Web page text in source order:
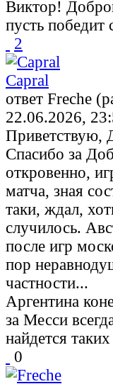
Виктор!
пусть победит
2
Capral
ответ Freche
22.06.2026,
Спасибо за
откровенно,
матча, зная
таки, ждал,
случилось.
после игр
пор
частности...
Аргентина
за Месси
найдется
0